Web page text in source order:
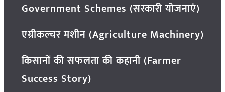
Government Schemes (सरकारी योजनाएं)
एग्रीकल्चर मशीन (Agriculture Machinery)
किसानों की सफलता की कहानी (Farmer
Success Story)